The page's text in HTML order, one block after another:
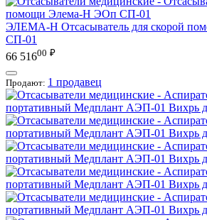
ЭЛЕМА-Н Отсасыватель для скорой
СП-01
66 51600 ₽
Продают: 1 продавец